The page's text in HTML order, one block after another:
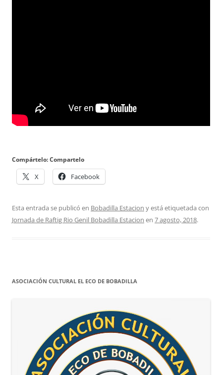
Compártelo: Compartelo
X Facebook
Esta entrada se publicó en Bobadilla Estacion y está etiquetada con
Jornada de Raftig Rio Genil Bobadilla Estacion en 7 agosto, 2018.
ASOCIACIÓN CULTURAL EL ECO DE BOBADILLA